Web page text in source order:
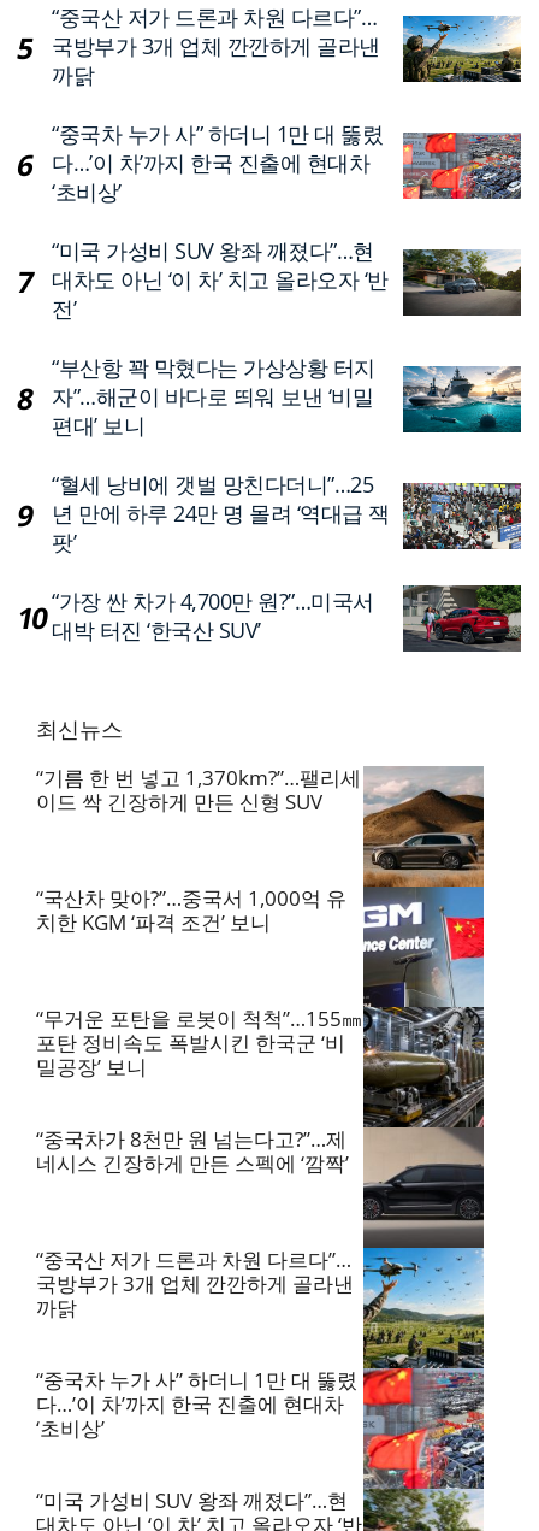
“중국산 저가 드론과 차원 다르다”…
국방부가 3개 업체 깐깐하게 골라낸
까닭
“중국차 누가 사” 하더니 1만 대 뚫렸
다…’이 차’까지 한국 진출에 현대차
‘초비상’
“미국 가성비 SUV 왕좌 깨졌다”…현
대차도 아닌 ‘이 차’ 치고 올라오자 ‘반
전’
“부산항 꽉 막혔다는 가상상황 터지
자”…해군이 바다로 띄워 보낸 ‘비밀
편대’ 보니
“혈세 낭비에 갯벌 망친다더니”…25
년 만에 하루 24만 명 몰려 ‘역대급 잭
팟’
“가장 싼 차가 4,700만 원?”…미국서
대박 터진 ‘한국산 SUV’
최신뉴스
“기름 한 번 넣고 1,370km?”…팰리세
이드 싹 긴장하게 만든 신형 SUV
“국산차 맞아?”…중국서 1,000억 유
치한 KGM ‘파격 조건’ 보니
“무거운 포탄을 로봇이 척척”…155㎜
포탄 정비속도 폭발시킨 한국군 ‘비
밀공장’ 보니
“중국차가 8천만 원 넘는다고?”…제
네시스 긴장하게 만든 스펙에 ‘깜짝’
“중국산 저가 드론과 차원 다르다”…
국방부가 3개 업체 깐깐하게 골라낸
까닭
“중국차 누가 사” 하더니 1만 대 뚫렸
다…’이 차’까지 한국 진출에 현대차
‘초비상’
“미국 가성비 SUV 왕좌 깨졌다”…현
대차도 아닌 ‘이 차’ 치고 올라오자 ‘반